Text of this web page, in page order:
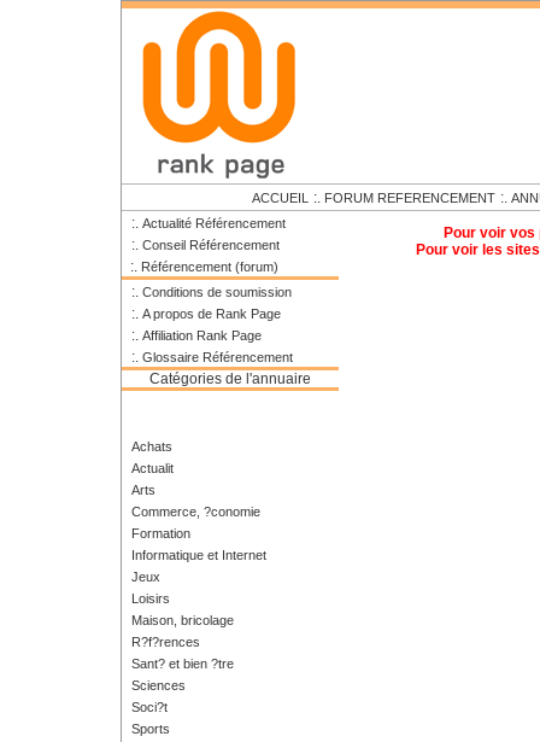
ACCUEIL :. FORUM REFERENCEMENT :.
:. Actualité Référencement
:. Conseil Référencement
:. Référencement (forum)
:. Conditions de soumission
:. A propos de Rank Page
:. Affiliation Rank Page
:. Glossaire Référencement
Catégories de l'annuaire
Achats
Actualit
Arts
Commerce, ?conomie
Formation
Informatique et Internet
Jeux
Loisirs
Maison, bricolage
R?f?rences
Sant? et bien ?tre
Sciences
Soci?t
Sports
Pour voir vos
Pour voir les